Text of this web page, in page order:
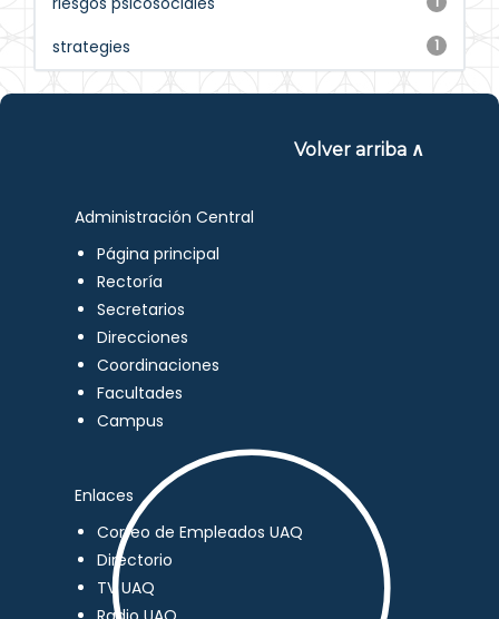
1
strategies
Volver arriba ∧
Administración Central
Página principal
Rectoría
Secretarios
Direcciones
Coordinaciones
Facultades
Campus
Enlaces
Correo de Empleados UAQ
Directorio
TV UAQ